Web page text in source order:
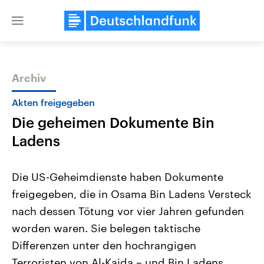
Close
Themen
Landtagswahl Sachsen-Anhalt
2026
Alle Informationen
Sachsen-Anhalt wählt am 6.
September 2026 einen neuen
Landtag. Seit 2021 wird das
Bundesland von einer Koalition aus
USA
Aktuelle Beiträge,
Hintergründe
Wirtschaftlich und
gehören die Vereinigten
den mächtigsten Ländern
mit großem Einfluss auf
Archiv
Akten freigegeben
Die geheimen Dokumente Bin
Ladens
Die US-Geheimdienste haben Dokumente
freigegeben, die in Osama Bin Ladens Versteck
nach dessen Tötung vor vier Jahren gefunden
worden waren. Sie belegen taktische
Differenzen unter den hochrangigen